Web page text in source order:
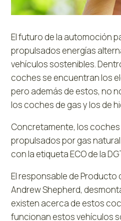
El futuro de la automoción
propulsados energías
vehículos sostenibles.
coches se encuentran los
pero además de estos, no
los coches de gas y los de
Concretamente, los coches
propulsados por gas
con la etiqueta ECO de la
El responsable de Producto
Andrew Shepherd,
existen acerca de estos
funcionan estos vehículos